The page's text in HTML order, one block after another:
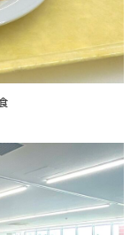
い合わせ